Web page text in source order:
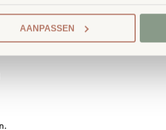
AANPASSEN